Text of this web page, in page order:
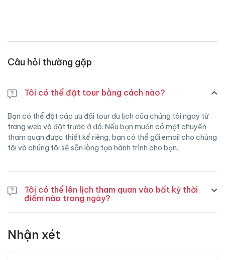
Câu hỏi thường gặp
Tôi có thể đặt tour bằng cách nào?
Bạn có thể đặt các ưu đãi tour du lịch của chúng tôi ngay từ
trang web và đặt trước ở đó. Nếu bạn muốn có một chuyến
tham quan được thiết kế riêng, bạn có thể gửi email cho chúng
tôi và chúng tôi sẽ sẵn lòng tạo hành trình cho bạn.
Tôi có thể lên lịch tham quan vào bất kỳ thời
điểm nào trong ngày?
giảm bớt sự phức tạp của hệ thống đặt phòng của mình và do
Nhận xét